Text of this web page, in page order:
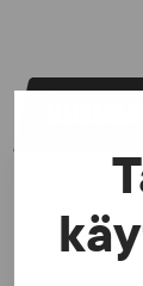
UUTISET -
Iljukov